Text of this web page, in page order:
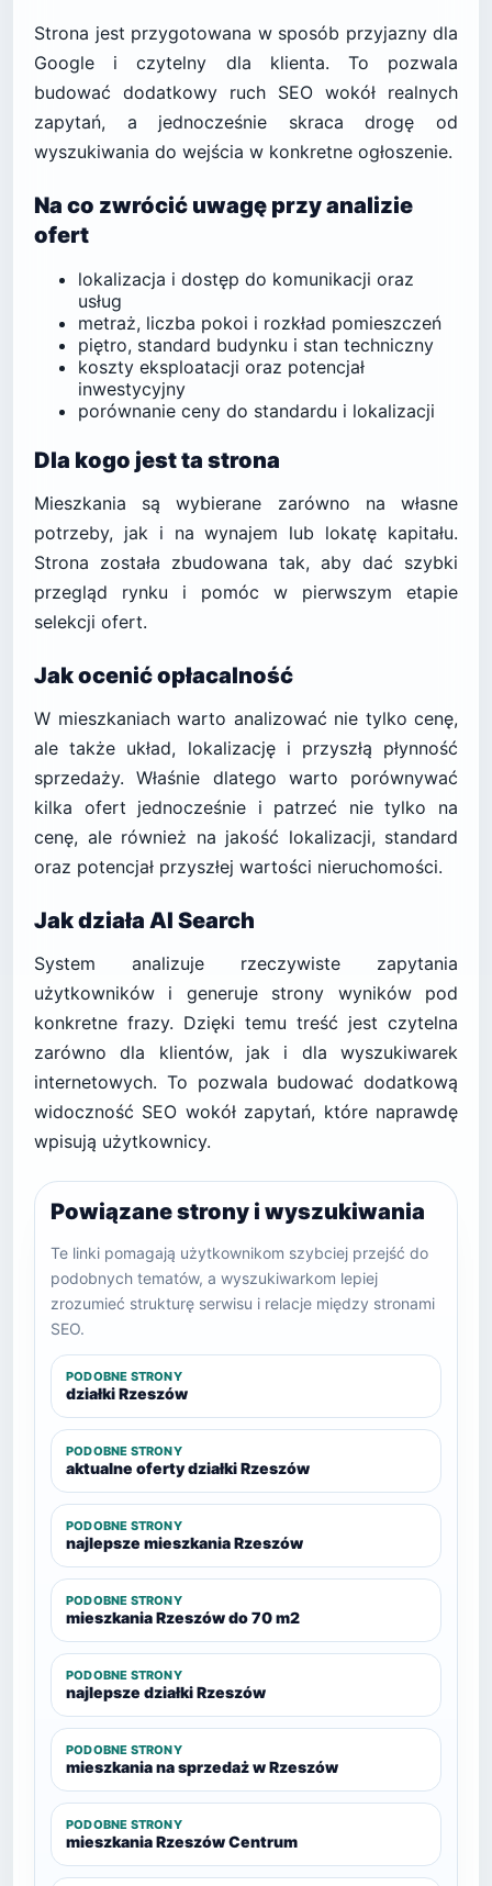
Strona jest przygotowana w sposób przyjazny dla
Google i czytelny dla klienta. To pozwala
budować dodatkowy ruch SEO wokół realnych
zapytań, a jednocześnie skraca drogę od
wyszukiwania do wejścia w konkretne ogłoszenie.
Na co zwrócić uwagę przy analizie
ofert
lokalizacja i dostęp do komunikacji oraz
usług
metraż, liczba pokoi i rozkład pomieszczeń
piętro, standard budynku i stan techniczny
koszty eksploatacji oraz potencjał
inwestycyjny
porównanie ceny do standardu i lokalizacji
Dla kogo jest ta strona
Mieszkania są wybierane zarówno na własne
potrzeby, jak i na wynajem lub lokatę kapitału.
Strona została zbudowana tak, aby dać szybki
przegląd rynku i pomóc w pierwszym etapie
selekcji ofert.
Jak ocenić opłacalność
W mieszkaniach warto analizować nie tylko cenę,
ale także układ, lokalizację i przyszłą płynność
sprzedaży. Właśnie dlatego warto porównywać
kilka ofert jednocześnie i patrzeć nie tylko na
cenę, ale również na jakość lokalizacji, standard
oraz potencjał przyszłej wartości nieruchomości.
Jak działa AI Search
System analizuje rzeczywiste zapytania
użytkowników i generuje strony wyników pod
konkretne frazy. Dzięki temu treść jest czytelna
zarówno dla klientów, jak i dla wyszukiwarek
internetowych. To pozwala budować dodatkową
widoczność SEO wokół zapytań, które naprawdę
wpisują użytkownicy.
Powiązane strony i wyszukiwania
Te linki pomagają użytkownikom szybciej przejść do
podobnych tematów, a wyszukiwarkom lepiej
zrozumieć strukturę serwisu i relacje między stronami
SEO.
PODOBNE STRONY
działki Rzeszów
PODOBNE STRONY
aktualne oferty działki Rzeszów
PODOBNE STRONY
najlepsze mieszkania Rzeszów
PODOBNE STRONY
mieszkania Rzeszów do 70 m2
PODOBNE STRONY
najlepsze działki Rzeszów
PODOBNE STRONY
mieszkania na sprzedaż w Rzeszów
PODOBNE STRONY
mieszkania Rzeszów Centrum